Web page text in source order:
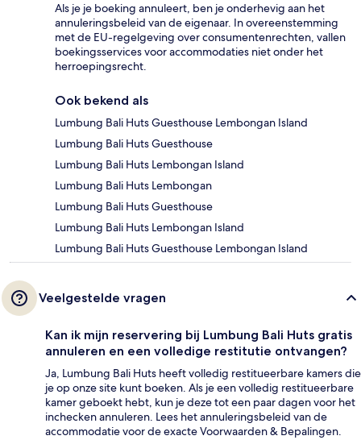
Als je je boeking annuleert, ben je onderhevig aan het
annuleringsbeleid van de eigenaar. In overeenstemming
met de EU-regelgeving over consumentenrechten, vallen
boekingsservices voor accommodaties niet onder het
herroepingsrecht.
Ook bekend als
Lumbung Bali Huts Guesthouse Lembongan Island
Lumbung Bali Huts Guesthouse
Lumbung Bali Huts Lembongan Island
Lumbung Bali Huts Lembongan
Lumbung Bali Huts Guesthouse
Lumbung Bali Huts Lembongan Island
Lumbung Bali Huts Guesthouse Lembongan Island
Veelgestelde vragen
Kan ik mijn reservering bij Lumbung Bali Huts gratis
annuleren en een volledige restitutie ontvangen?
Ja, Lumbung Bali Huts heeft volledig restitueerbare kamers die
je op onze site kunt boeken. Als je een volledig restitueerbare
kamer geboekt hebt, kun je deze tot een paar dagen voor het
inchecken annuleren. Lees het annuleringsbeleid van de
accommodatie voor de exacte Voorwaarden & Bepalingen.